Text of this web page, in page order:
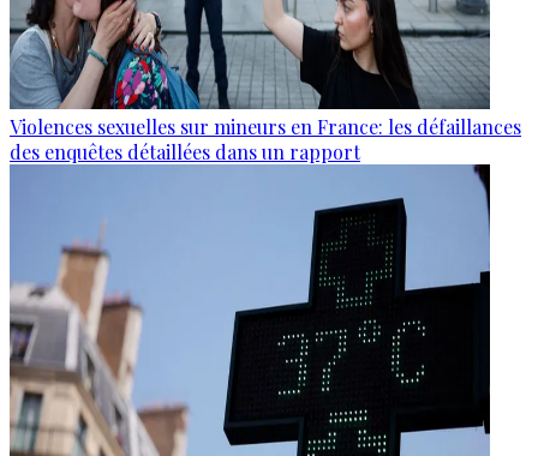
Violences sexuelles sur mineurs en France: les défaillances
des enquêtes détaillées dans un rapport